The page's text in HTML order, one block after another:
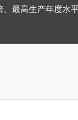
最高生产年度水